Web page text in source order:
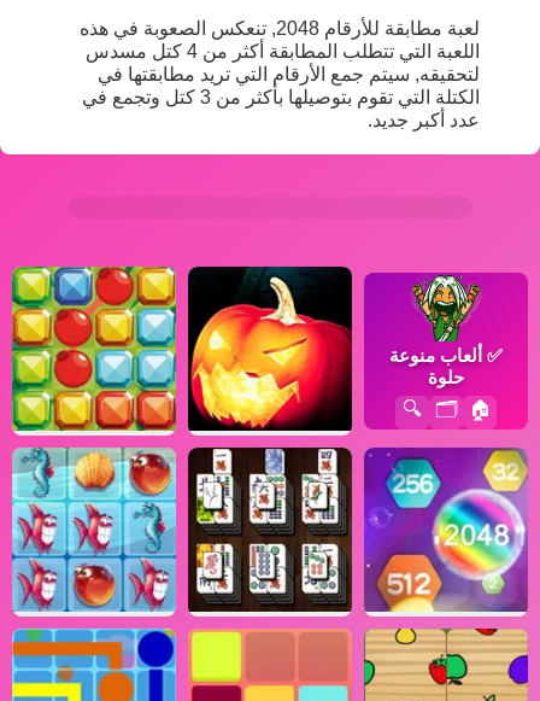
لعبة مطابقة للأرقام 2048, تنعكس الصعوبة في هذه
اللعبة التي تتطلب المطابقة أكثر من 4 كتل مسدس
لتحقيقه, سيتم جمع الأرقام التي تريد مطابقتها في
الكتلة التي تقوم بتوصيلها بأكثر من 3 كتل وتجمع في
عدد أكبر جديد.
✅ ألعاب منوعة
حلوة
🏠
🗂️
🔍